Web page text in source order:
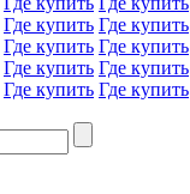
Где купить Где купить
Где купить Где купить
Где купить Где купить
Где купить Где купить